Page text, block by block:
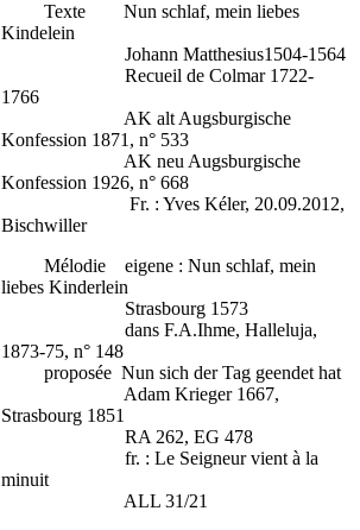
Texte Nun schlaf, mein liebes
Kindelein
Johann Matthesius1504-1564
Recueil de Colmar 1722-
1766
AK alt Augsburgische
Konfession 1871, n° 533
AK neu Augsburgische
Konfession 1926, n° 668
Fr. : Yves Kéler, 20.09.2012,
Bischwiller
Mélodie eigene : Nun schlaf, mein
liebes Kinderlein
Strasbourg 1573
dans F.A.Ihme, Halleluja,
1873-75, n° 148
proposée Nun sich der Tag geendet hat
Adam Krieger 1667,
Strasbourg 1851
RA 262, EG 478
fr. : Le Seigneur vient à la
minuit
ALL 31/21